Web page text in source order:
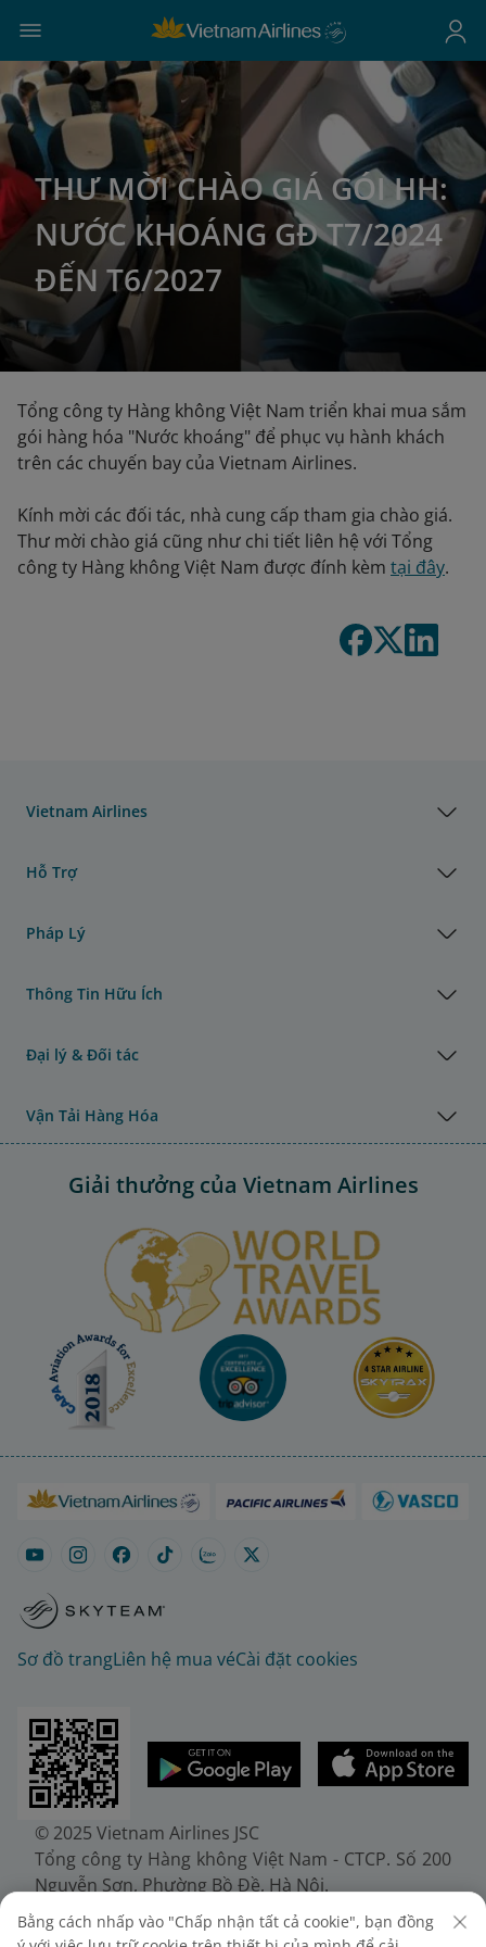
THƯ MỜI CHÀO GIÁ GÓI HH:
NƯỚC KHOÁNG GĐ T7/2024
ĐẾN T6/2027
Tổng công ty Hàng không Việt Nam triển khai mua sắm
gói hàng hóa "Nước khoáng" để phục vụ hành khách
trên các chuyến bay của Vietnam Airlines.
Kính mời các đối tác, nhà cung cấp tham gia chào giá.
Thư mời chào giá cũng như chi tiết liên hệ với Tổng
công ty Hàng không Việt Nam được đính kèm tại đây.
Vietnam Airlines
Hỗ Trợ
Pháp Lý
Thông Tin Hữu Ích
Đại lý & Đối tác
Vận Tải Hàng Hóa
Giải thưởng của Vietnam Airlines
Sơ đồ trangLiên hệ mua véCài đặt cookies
© 2025 Vietnam Airlines JSC
Tổng công ty Hàng không Việt Nam - CTCP. Số 200
Nguyễn Sơn, Phường Bồ Đề, Hà Nội.
Điện thoại: (+84-24) 38272289. Fax: (+84-24)
38722375
Bằng cách nhấp vào "Chấp nhận tất cả cookie", bạn đồng